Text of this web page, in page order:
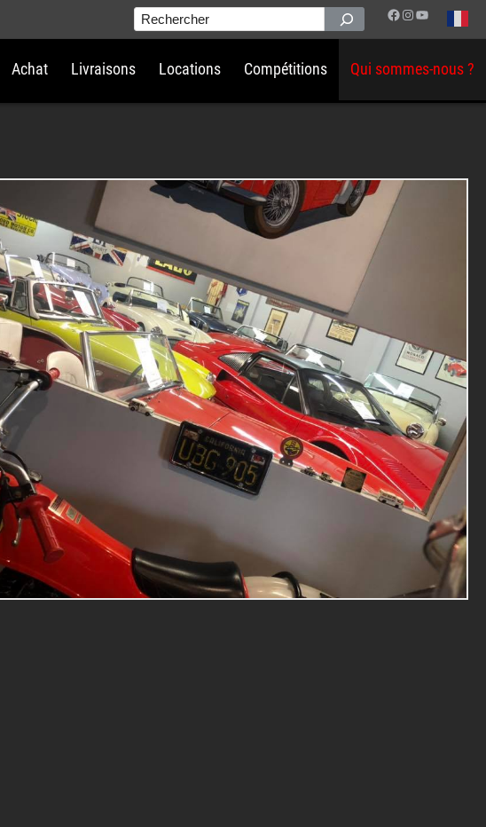
Facebook
Instagram
YouTube
Rechercher
Achat Livraisons Locations Compétitions Qui sommes-nous ?